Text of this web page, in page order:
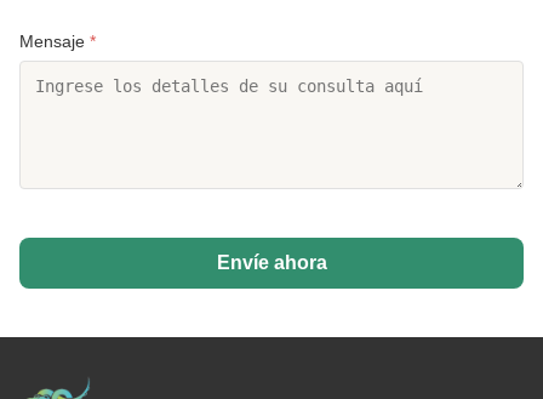
Mensaje *
Envíe ahora